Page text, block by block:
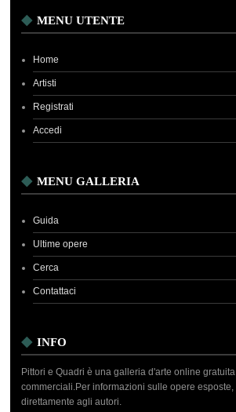
MENU UTENTE
Home
Artisti
Registrati
Accedi
MENU GALLERIA
Guida
Ultime opere
Cerca
Contattaci
INFO
Pittori e Quadri è una galleria d'arte online
commerciali.Per informazioni sulle opere esposte,
direttamente agli autori.